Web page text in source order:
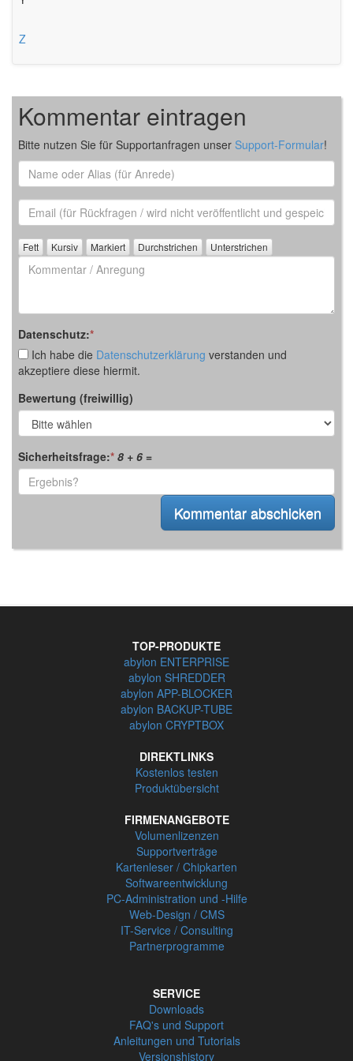
Z
Kommentar eintragen
Bitte nutzen Sie für Supportanfragen unser Support-Formular!
Name
oder
Alias
Email
(für
Rückfrage)
Kommentar
/
Anregung
Datenschutz:*
Ich habe die Datenschutzerklärung verstanden und
akzeptiere diese hiermit.
Bewertung (freiwillig)
Sicherheitsfrage:* 8 + 6 =
TOP-PRODUKTE
abylon ENTERPRISE
abylon SHREDDER
abylon APP-BLOCKER
abylon BACKUP-TUBE
abylon CRYPTBOX
DIREKTLINKS
Kostenlos testen
Produktübersicht
FIRMENANGEBOTE
Volumenlizenzen
Supportverträge
Kartenleser / Chipkarten
Softwareentwicklung
PC-Administration und -Hilfe
Web-Design / CMS
IT-Service / Consulting
Partnerprogramme
SERVICE
Downloads
FAQ's und Support
Anleitungen und Tutorials
Versionshistory